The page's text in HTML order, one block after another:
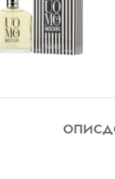
ОПИС